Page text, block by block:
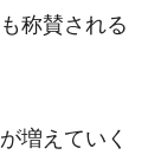
称賛される
増えていく